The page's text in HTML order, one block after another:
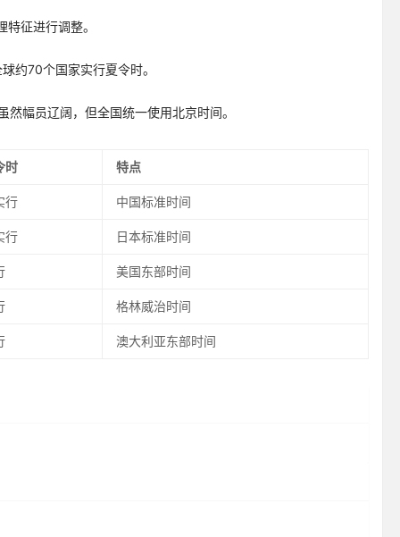
征进行调整。
约70个国家实行夏令时。
幅员辽阔，但全国统一使用北京时间。
时 特点
行 中国标准时间
行 日本标准时间
美国东部时间
格林威治时间
澳大利亚东部时间